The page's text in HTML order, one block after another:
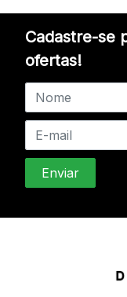
Cadastre-se
ofertas!